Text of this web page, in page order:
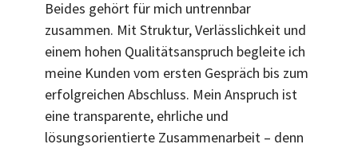
Beides gehört für mich untrennbar
zusammen. Mit Struktur, Verlässlichkeit und
einem hohen Qualitätsanspruch begleite ich
meine Kunden vom ersten Gespräch bis zum
erfolgreichen Abschluss. Mein Anspruch ist
eine transparente, ehrliche und
lösungsorientierte Zusammenarbeit – denn